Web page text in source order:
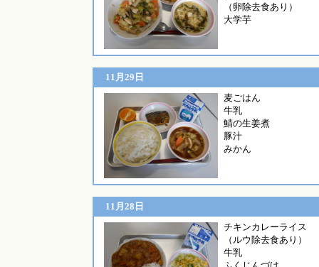
（卵除去食あり）
大学芋
11月29日
麦ご
牛乳
鯖の生姜煮
豚汁
みかん
11月28日
チキンカレーライス
（ルウ除去食あり）
牛乳